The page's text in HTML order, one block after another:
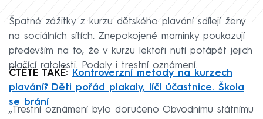
Špatné zážitky z kurzu dětského plavání sdílejí ženy
na sociálních sítích. Znepokojené maminky poukazují
především na to, že v kurzu lektoři nutí potápět jejich
plačící ratolesti. Podaly i trestní oznámení.
ČTĚTE TAKÉ:
Kontroverzní metody na kurzech
plavání? Děti pořád plakaly, líčí účastnice. Škola
se brání
„Trestní oznámení bylo doručeno Obvodnímu státnímu